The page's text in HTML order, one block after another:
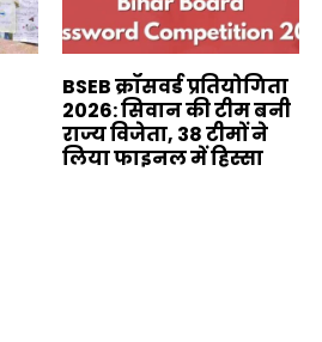
BSEB क्रॉसवर्ड प्रतियोगिता
2026: सिवान की टीम बनी
राज्य विजेता, 38 टीमों ने
लिया फाइनल में हिस्सा